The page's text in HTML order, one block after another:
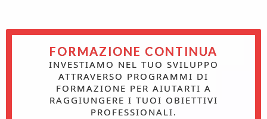
FORMAZIONE CONTINUA
INVESTIAMO NEL TUO SVILUPPO
ATTRAVERSO PROGRAMMI DI
FORMAZIONE PER AIUTARTI A
RAGGIUNGERE I TUOI OBIETTIVI
PROFESSIONALI.